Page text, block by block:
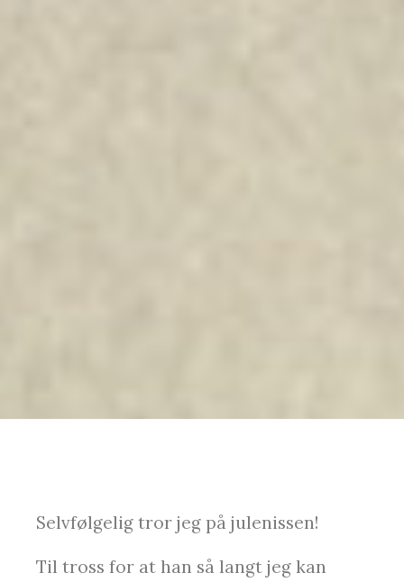
Selvfølgelig tror jeg på julenissen!
Til tross for at han så langt jeg kan